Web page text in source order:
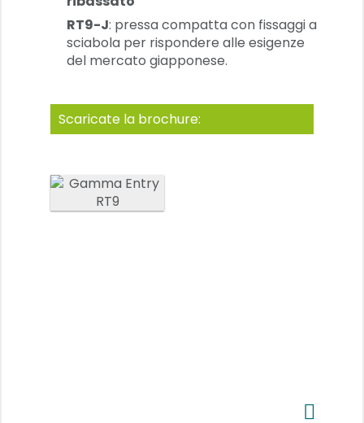
RT9-J: pressa compatta con fissaggi a
sciabola per rispondere alle esigenze
del mercato giapponese.
Scaricate la brochure: